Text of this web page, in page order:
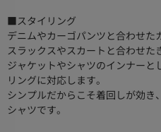
■スタイリング
デニムやカーゴパンツと合わせた
スラックスやスカートと合わせた
ジャケットやシャツのインナーと
リングに対応します。
シンプルだからこそ着回しが効
シャツです。